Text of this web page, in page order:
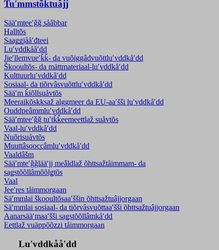
Tuʹmmstõktuâjj
Sääʹmteeʹǧǧ sååbbar
Halltõs
Saaǥǥjååʹđteei
Luʹvddkååʹdd
Jieʹllemvueʹǩǩ- da vuõiggâdvuõtt­luʹvddkåʹdd
Škooultõs- da mättmateriaal-luʹvddkåʹdd
Kulttuurluʹvddkåʹdd
Sosiaal- da tiõrvâsvuõttluʹvddkåʹdd
Sääʹm ǩiõllsuåvtõs
Meeraikõskksaž alggmeer da EU-aaʹšši luʹvddkåʹdd
Ouddpeâmmluʹvddkåʹdd
Sääʹmteeʹǧǧ tuʹtǩǩeemeettlaž suåvtõs
Vaal-luʹvddkåʹdd
Nuõrisuåvtõs
Muuttâsooccâmluʹvddkåʹdd
Vaaldâšm
Sääʹmteʹǧǧlääʹjj meâldlaž õhttsažtåimmam- da
saǥstõõllâmõõlǥtõs
Vaal
Jeeʹres tåimmorgaan
Säʹmmlai škooultõsaaʹššin õhttsažtuâjjorgaan
Säʹmmlai sosiaal- da tiõrvâsvuõttaaʹšši õhttsažtuâjjorgaan
Aanarsääʹmaaʹšši saǥstõõllâmkåʹdd
Eettlaž vuäppõõzzi tåimmorgaan
Luʹvddkååʹdd